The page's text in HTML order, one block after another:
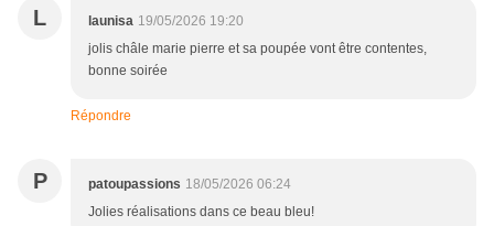
L launisa 19/05/2026 19:20
jolis châle marie pierre et sa poupée vont être contentes,
bonne soirée
Répondre
P patoupassions 18/05/2026 06:24
Jolies réalisations dans ce beau bleu!